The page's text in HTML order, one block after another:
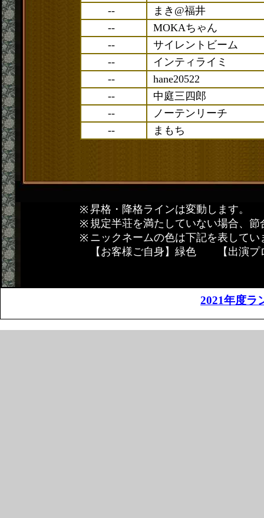
--
まき@福井
--
MOKAちゃん
--
サイレントビーム
--
インティライミ
--
hane20522
--
中庭三四郎
--
ノーテンリーチ
--
まもち
昇格・降格ラインは変動します。
規定半荘を満たしていない場合、
ニックネームの色は下記を表してい
【お客様ご自身】緑色 【出演
2021年度ラ